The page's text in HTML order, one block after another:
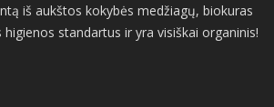
iš aukštos kokybės medžiagų, biokuras
standartus ir yra visiškai organinis!